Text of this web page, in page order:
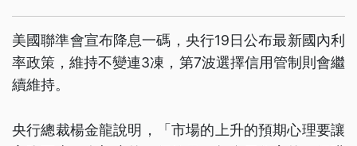
美國聯準會宣布降息一碼，央行19日公布最新國內利
率政策，維持不變連3凍，第7波選擇信用管制則會繼
續維持。
央行總裁楊金龍說明，「市場的上升的預期心理要讓